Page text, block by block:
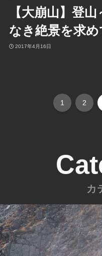
【大崩山】登
なき絶景を求め
2017年4月16日
1 2
カ